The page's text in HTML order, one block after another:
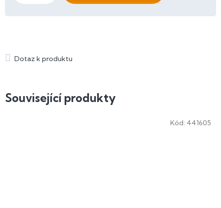
Související produkty
Kód: 441605